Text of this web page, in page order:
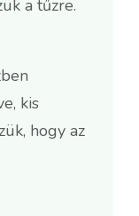
a tűzre.
kis
hogy az